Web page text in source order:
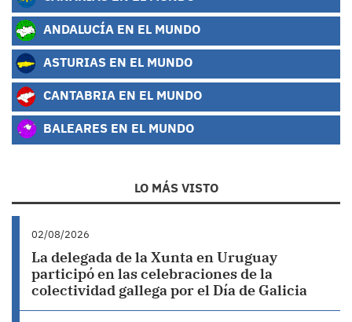
ANDALUCÍA EN EL MUNDO
ASTURIAS EN EL MUNDO
CANTABRIA EN EL MUNDO
BALEARES EN EL MUNDO
LO MÁS VISTO
02/08/2026
La delegada de la Xunta en Uruguay
participó en las celebraciones de la
colectividad gallega por el Día de Galicia